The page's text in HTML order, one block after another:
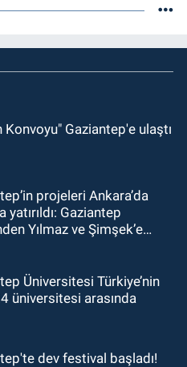
Konvoyu" Gaziantep'e ulaştı
projeleri Ankara’da
yatırıldı: Gaziantep
Yılmaz ve Şimşek’e
Üniversitesi Türkiye’nin
üniversitesi arasında
dev festival başladı!